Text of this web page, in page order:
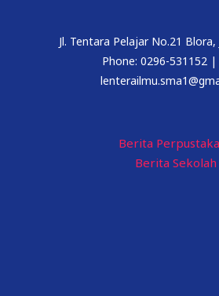
Jl. Tentara Pelajar No.21
Phone: 0296-531152 |
Berita
Berita Sekolah